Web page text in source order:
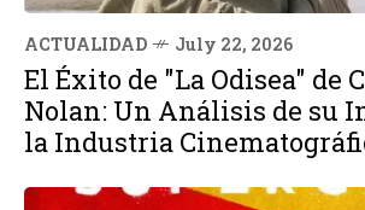
ACTUALIDAD July 22, 2026
El Éxito de "La Odisea" de
Nolan: Un Análisis de su
la Industria